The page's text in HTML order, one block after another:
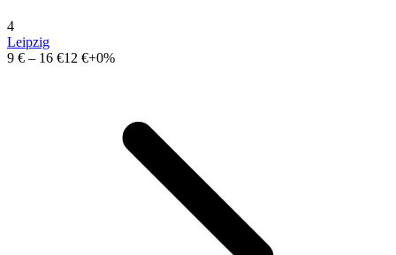
4
Leipzig
9 € – 16 €12 €+0%